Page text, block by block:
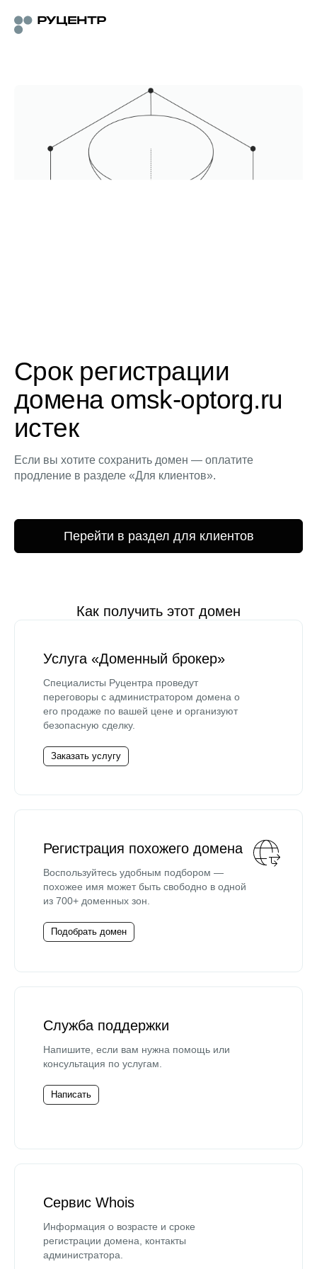
Срок регистрации
домена omsk-optorg.ru
истек
Если вы хотите сохранить домен — оплатите
продление в разделе «Для клиентов».
Перейти в раздел для клиентов
Как получить этот домен
Услуга «Доменный брокер»
Специалисты Руцентра проведут
переговоры с администратором домена о
его продаже по вашей цене и организуют
безопасную сделку.
Заказать услугу
Регистрация похожего домена
Воспользуйтесь удобным подбором —
похожее имя может быть свободно в одной
из 700+ доменных зон.
Подобрать домен
Служба поддержки
Напишите, если вам нужна помощь или
консультация по услугам.
Написать
Сервис Whois
Информация о возрасте и сроке
регистрации домена, контакты
администратора.